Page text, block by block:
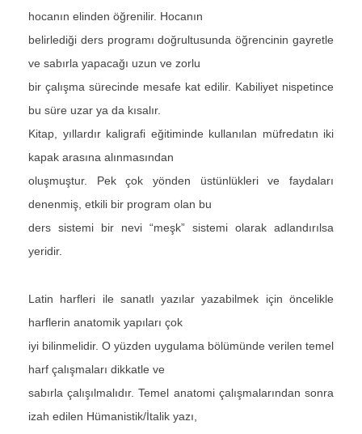
hocanın elinden öğrenilir. Hocanın
belirlediği ders programı doğrultusunda öğrencinin gayretle
ve sabırla yapacağı uzun ve zorlu
bir çalışma sürecinde mesafe kat edilir. Kabiliyet nispetince
bu süre uzar ya da kısalır.
Kitap, yıllardır kaligrafi eğitiminde kullanılan müfredatın iki
kapak arasına alınmasından
oluşmuştur. Pek çok yönden üstünlükleri ve faydaları
denenmiş, etkili bir program olan bu
ders sistemi bir nevi “meşk” sistemi olarak adlandırılsa
yeridir.
Latin harfleri ile sanatlı yazılar yazabilmek için öncelikle
harflerin anatomik yapıları çok
iyi bilinmelidir. O yüzden uygulama bölümünde verilen temel
harf çalışmaları dikkatle ve
sabırla çalışılmalıdır. Temel anatomi çalışmalarından sonra
izah edilen Hümanistik/İtalik yazı,